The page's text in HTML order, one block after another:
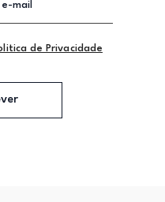
de Privacidade